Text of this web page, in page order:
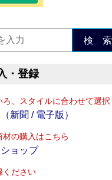
検 索
・登録
ろ、スタイルに合わせて選択
新聞 / 電子版）
の購入はこちら
ョップ
ください